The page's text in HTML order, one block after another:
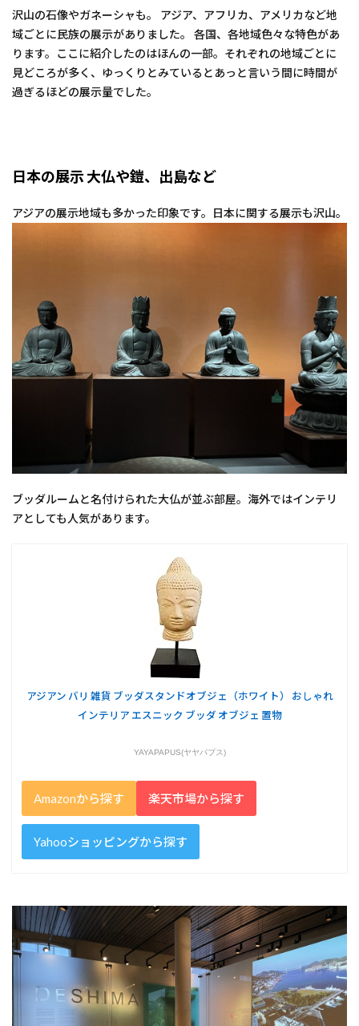
沢山の石像やガネーシャも。 アジア、アフリカ、アメリカなど地
域ごとに民族の展示がありました。 各国、各地域色々な特色があ
ります。ここに紹介したのはほんの一部。それぞれの地域ごとに
見どころが多く、ゆっくりとみているとあっと言いう間に時間が
過ぎるほどの展示量でした。
日本の展示 大仏や鎧、出島など
アジアの展示地域も多かった印象です。日本に関する展示も沢山。
ブッダルームと名付けられた大仏が並ぶ部屋。海外ではインテリ
アとしても人気があります。
アジアン バリ 雑貨 ブッダスタンドオブジェ（ホワイト） おしゃれ
インテリア エスニック ブッダ オブジェ 置物
YAYAPAPUS(ヤヤパプス)
Amazonから探す 楽天市場から探す
Yahooショッピングから探す